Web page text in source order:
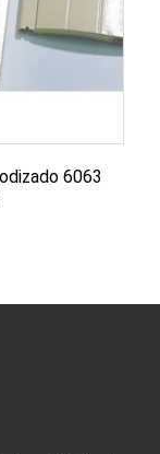
6063